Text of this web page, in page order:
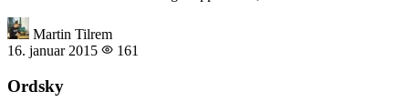
Martin Tilrem
16. januar 2015
161
Ordsky